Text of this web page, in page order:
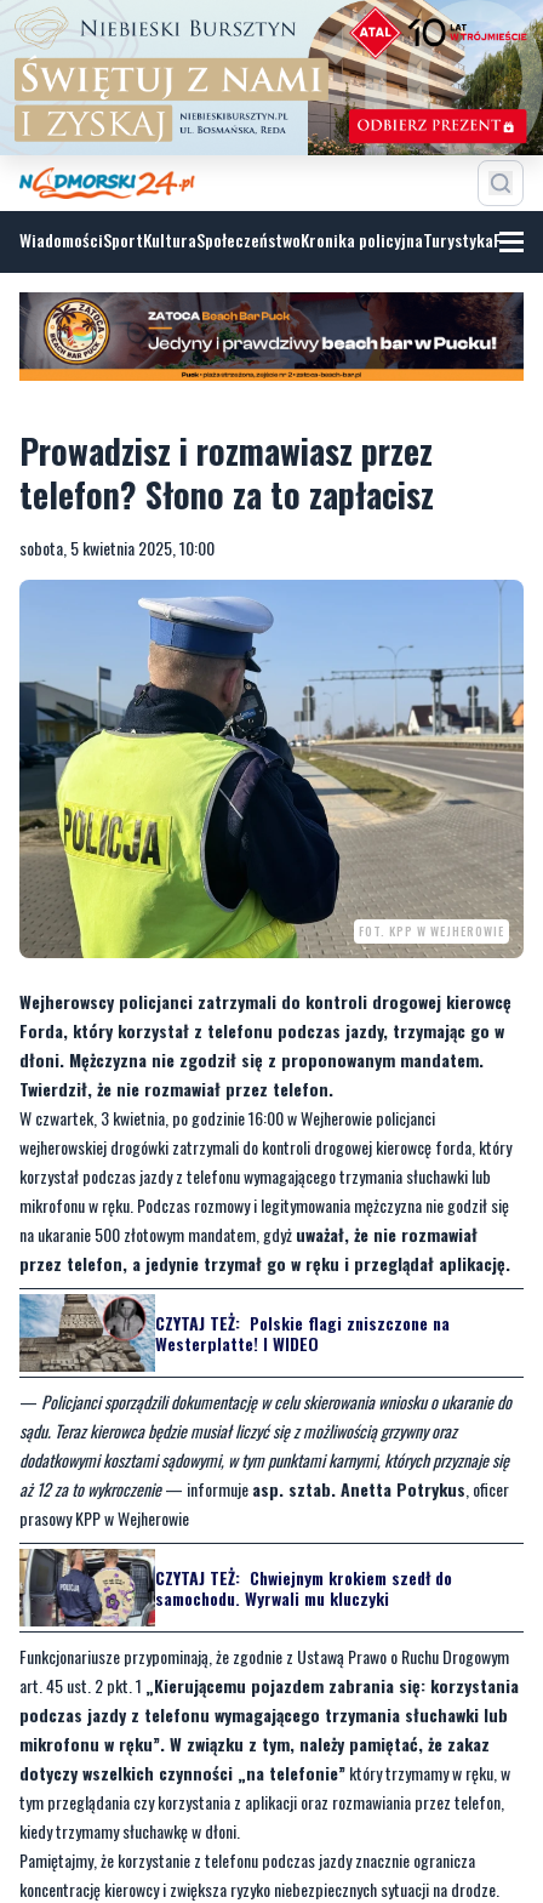
WiadomościSportKulturaSpołeczeństwoKronika policyjnaTurystyka
Prowadzisz i rozmawiasz przez
telefon? Słono za to zapłacisz
sobota, 5 kwietnia 2025, 10:00
FOT. KPP W WEJHEROWIE
Wejherowscy policjanci zatrzymali do kontroli drogowej kierowcę
Forda, który korzystał z telefonu podczas jazdy, trzymając go w
dłoni. Mężczyzna nie zgodził się z proponowanym mandatem.
Twierdził, że nie rozmawiał przez telefon.
W czwartek, 3 kwietnia, po godzinie 16:00 w Wejherowie policjanci
wejherowskiej drogówki zatrzymali do kontroli drogowej kierowcę forda, który
korzystał podczas jazdy z telefonu wymagającego trzymania słuchawki lub
mikrofonu w ręku. Podczas rozmowy i legitymowania mężczyzna nie godził się
na ukaranie 500 złotowym mandatem, gdyżuważał, że nie rozmawiał
przez telefon, a jedynie trzymał go w ręku i przeglądał aplikację.
CZYTAJ TEŻ: Polskie flagi zniszczone na
Westerplatte! I WIDEO
— Policjanci sporządzili dokumentację w celu skierowania wniosku o ukaranie do
sądu. Teraz kierowca będzie musiał liczyć się z możliwością grzywny oraz
dodatkowymi kosztami sądowymi, w tym punktami karnymi, których przyznaje się
aż 12 za to wykroczenie— informujeasp. sztab. Anetta Potrykus , oficer
prasowy KPP w Wejherowie
CZYTAJ TEŻ: Chwiejnym krokiem szedł do
samochodu. Wyrwali mu kluczyki
Funkcjonariusze przypominają, że zgodnie z Ustawą Prawo o Ruchu Drogowym
art. 45 ust. 2 pkt. 1 „Kierującemu pojazdem zabrania się: korzystania
podczas jazdy z telefonu wymagającego trzymania słuchawki lub
mikrofonu w ręku”. W związku z tym, należy pamiętać, że zakaz
dotyczy wszelkich czynności „na telefonie”który trzymamy w ręku, w
tym przeglądania czy korzystania z aplikacji oraz rozmawiania przez telefon,
kiedy trzymamy słuchawkę w dłoni.
Pamiętajmy, że korzystanie z telefonu podczas jazdy znacznie ogranicza
koncentrację kierowcy i zwiększa ryzyko niebezpiecznych sytuacji na drodze.